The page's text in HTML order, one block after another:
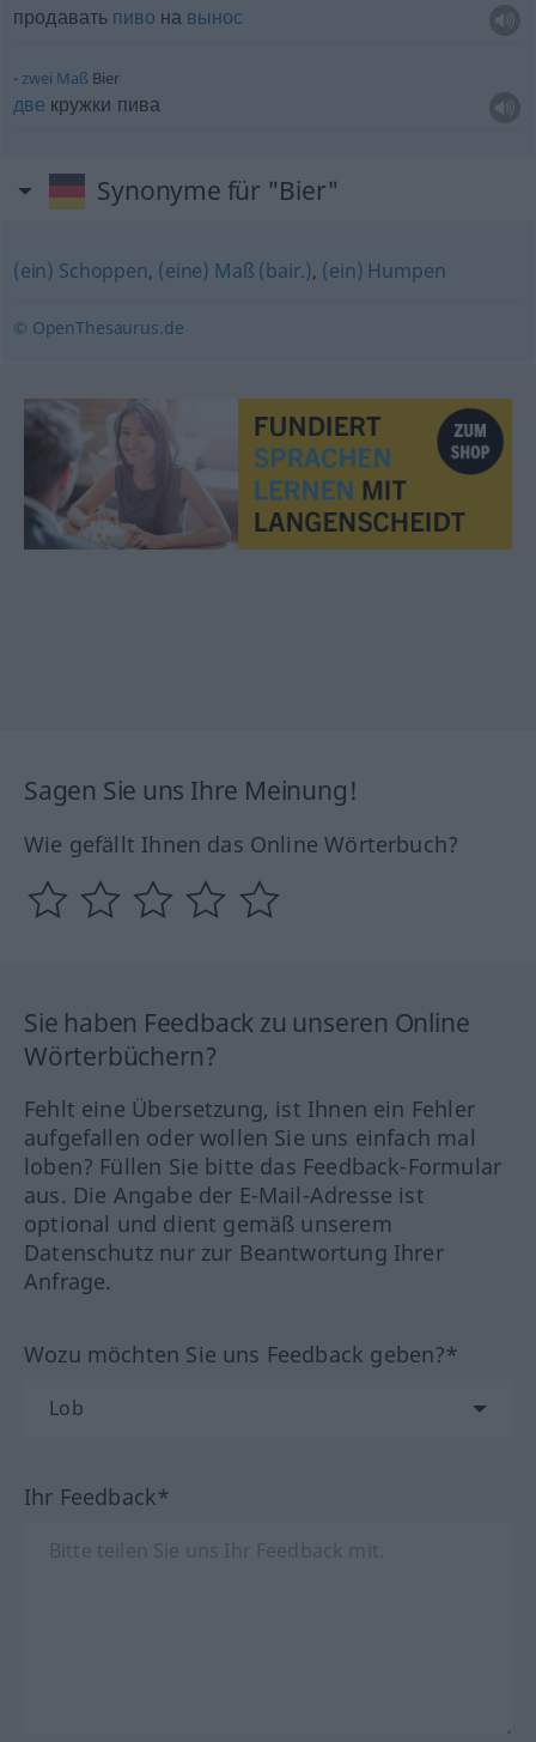
продавать пиво на вынос
zwei MaßBier
две кружки пива
Synonyme für "Bier"
(ein) Schoppen, (eine) Maß (bair.), (ein) Humpen
© OpenThesaurus.de
Sagen Sie uns Ihre Meinung!
Wie gefällt Ihnen das Online Wörterbuch?
Sie haben Feedback zu unseren Online
Wörterbüchern?
Fehlt eine Übersetzung, ist Ihnen ein Fehler
aufgefallen oder wollen Sie uns einfach mal
loben? Füllen Sie bitte das Feedback-Formular
aus. Die Angabe der E-Mail-Adresse ist
optional und dient gemäß unserem
Datenschutz nur zur Beantwortung Ihrer
Anfrage.
Wozu möchten Sie uns Feedback geben?*
Ihr Feedback*